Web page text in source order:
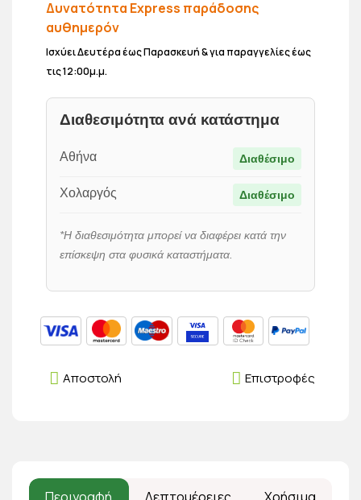
Δυνατότητα Express παράδοσης
αυθημερόν
Ισχύει Δευτέρα έως Παρασκευή & για παραγγελίες έως
τις 12:00μ.μ.
Διαθεσιμότητα ανά κατάστημα
Αθήνα Διαθέσιμο
Χολαργός Διαθέσιμο
*Η διαθεσιμότητα μπορεί να διαφέρει κατά την
επίσκεψη στα φυσικά καταστήματα.
Επιστροφές
Αποστολή
Περιγραφή Λεπτομέρειες Χρήσιμα